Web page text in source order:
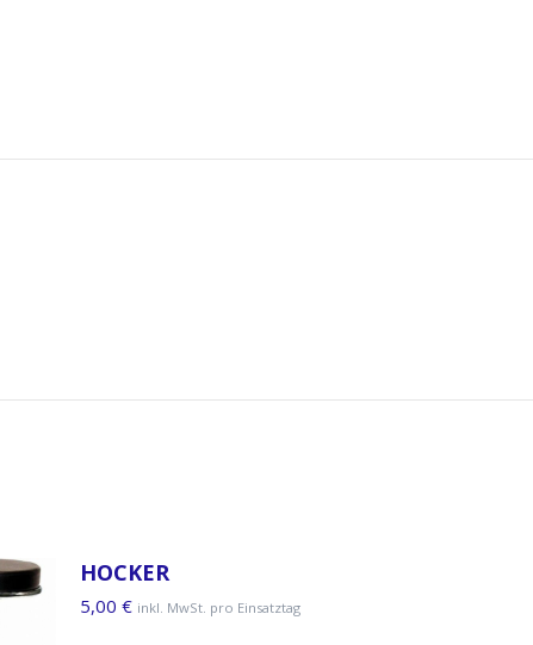
HOCKER
5,00 € inkl. MwSt. pro Einsatztag